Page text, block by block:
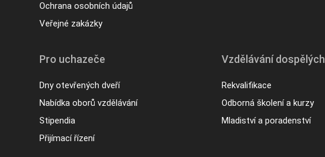
Ochrana osobních údajů
Veřejné zakázky
Pro uchazeče
Dny otevřených dveří
Nabídka oborů vzdělávání
Stipendia
Přijímací řízení
Vzdělávání dospělých
Rekvalifikace
Odborná školení a kurzy
Mladiství a poradenství